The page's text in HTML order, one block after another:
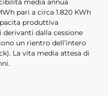
media annua
pari a circa 1.820 KWh
produttiva
derivanti dalla cessione
un rientro dell’intero
La vita media attesa di